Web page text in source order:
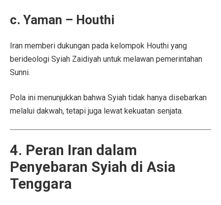
c. Yaman – Houthi
Iran memberi dukungan pada kelompok Houthi yang
berideologi Syiah Zaidiyah untuk melawan pemerintahan
Sunni.
Pola ini menunjukkan bahwa Syiah tidak hanya disebarkan
melalui dakwah, tetapi juga lewat kekuatan senjata.
4. Peran Iran dalam
Penyebaran Syiah di Asia
Tenggara